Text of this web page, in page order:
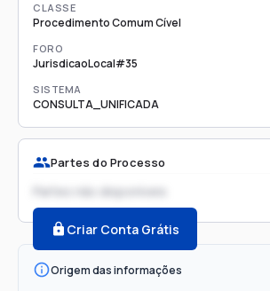
CLASSE
Procedimento Comum Cível
FORO
JurisdicaoLocal#35
SISTEMA
CONSULTA_UNIFICADA
Partes do Processo
Partes não disponíveis
Criar Conta Grátis
Origem das informações